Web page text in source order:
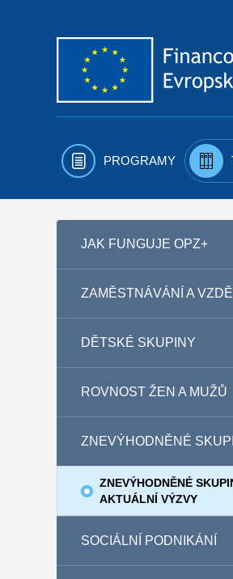
PROGRAMY
JAK FUNGUJE OPZ+
ZAMĚSTNÁVÁNÍ A
DĚTSKÉ SKUPINY
ROVNOST ŽEN A MUŽŮ
ZNEVÝHODNĚNÉ
ZNEVÝHODNĚNÉ
AKTUÁLNÍ VÝZVY
SOCIÁLNÍ PODNIKÁNÍ